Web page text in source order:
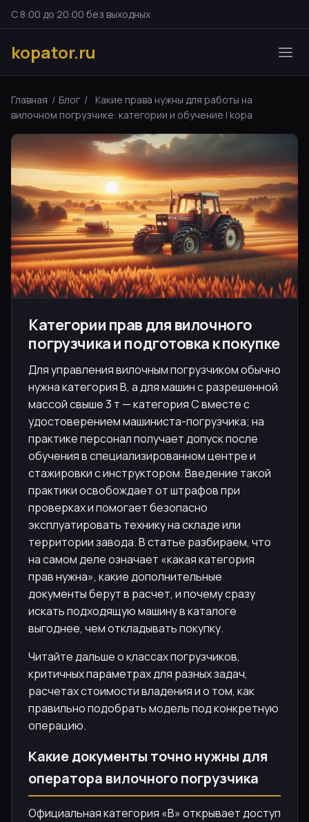
С 8:00 до 20:00 без выходных
kopator.ru
Главная / Блог /
Какие права нужны для работы на
вилочном погрузчике: категории и обучение | kopa
Категории прав для вилочного
погрузчика и подготовка к покупке
Для управления вилочным погрузчиком обычно
нужна категория B, а для машин с разрешенной
массой свыше 3 т — категория C вместе с
удостоверением машиниста-погрузчика; на
практике персонал получает допуск после
обучения в специализированном центре и
стажировки с инструктором. Введение такой
практики освобождает от штрафов при
проверках и помогает безопасно
эксплуатировать технику на складе или
территории завода. В статье разбираем, что
на самом деле означает «какая категория
прав нужна», какие дополнительные
документы берут в расчет, и почему сразу
искать подходящую машину в каталоге
выгоднее, чем откладывать покупку.
Читайте дальше о классах погрузчиков,
критичных параметрах для разных задач,
расчетах стоимости владения и о том, как
правильно подобрать модель под конкретную
операцию.
Какие документы точно нужны для
оператора вилочного погрузчика
Официальная категория «B» открывает доступ